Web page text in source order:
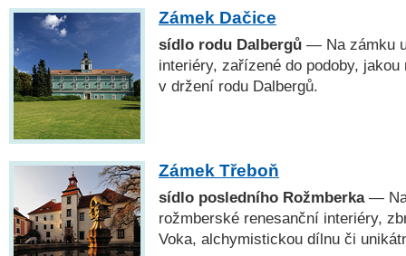
Zámek Dačice
sídlo rodu Dalbergů — Na zámku
interiéry, zařízené do podoby,
v držení rodu Dalbergů.
Zámek Třeboň
sídlo posledního Rožmberka— Na
rožmberské renesanční interiéry,
Voka, alchymistickou dílnu či